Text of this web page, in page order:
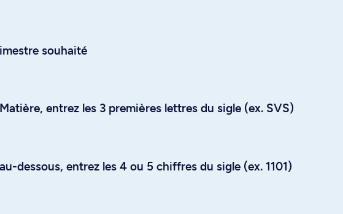
souhaité
entrez les 3 premières lettres du sigle (ex. SVS)
dessous, entrez les 4 ou 5 chiffres du sigle (ex. 1101)